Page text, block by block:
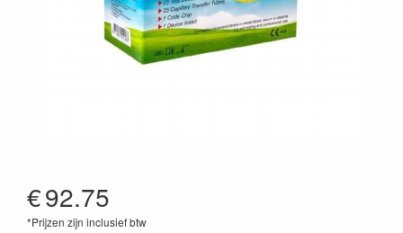
€92.75
*Prijzen zijn inclusief btw